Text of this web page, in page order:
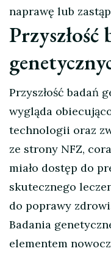
naprawę lub
Przyszłość
Przyszłość badań
wygląda
technologii oraz
ze strony NFZ,
miało dostęp do
skutecznego
do poprawy
Badania
elementem